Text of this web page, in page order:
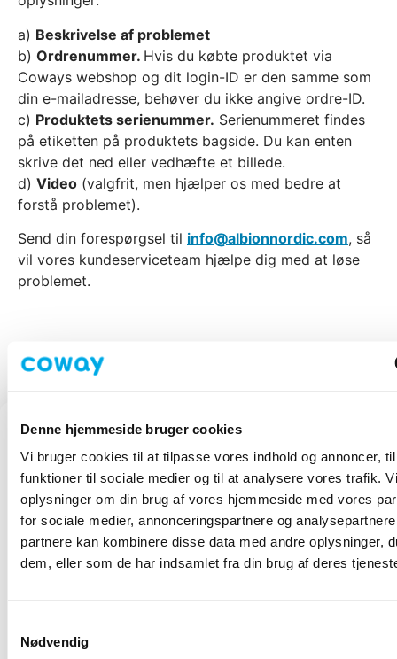
Denne hjemmeside bruger cookies
Vi bruger cookies til at tilpasse vores indhold og annoncer,
funktioner til sociale medier og til at analysere vores trafik.
oplysninger om din brug af vores hjemmeside med vores
for sociale medier, annonceringspartnere og
partnere kan kombinere disse data med andre oplysninger,
dem, eller som de har indsamlet fra din brug af deres
Nødvendig
a) Beskrivelse af problemet
b) Ordrenummer. Hvis du købte produktet via
Coways webshop og dit login-ID er den samme som
din e-mailadresse, behøver du ikke angive ordre-ID.
c) Produktets serienummer. Serienummeret findes
på etiketten på produktets bagside. Du kan enten
skrive det ned eller vedhæfte et billede.
d) Video (valgfrit, men hjælper os med bedre at
forstå problemet).
Send din forespørgsel til info@albionnordic.com, så
vil vores kundeserviceteam hjælpe dig med at løse
problemet.
Har du nogen
spørgsmål?
Kontakt os.
Hjælpecenter
Besøg vores
hjælpecenter
for information og
Har
du
brug